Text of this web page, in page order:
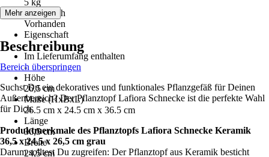
5 kg
Bodenloch
Vorhanden
Eigenschaft
-
Im Lieferumfang enthalten
-
Höhe
26,5 cm
Maße (HxBxL)
26.5 cm x 24.5 cm x 36.5 cm
Länge
36,5 cm
Breite
24,5 cm
Mehr anzeigen
Beschreibung
Bereich überspringen
Suchst Du ein dekoratives und funktionales Pflanzgefäß für Deinen
Außenbereich? Der Pflanztopf Lafiora Schnecke ist die perfekte Wahl
für Dich.
Produktmerkmale des Pflanztopfs Lafiora Schnecke Keramik
36,5 x 24,5 x 26,5 cm grau
Darum solltest Du zugreifen: Der Pflanztopf aus Keramik besticht